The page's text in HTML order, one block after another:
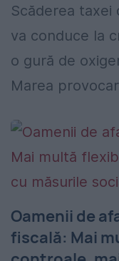
Scăderea taxei
va conduce la
o gură de
Marea
Oamenii de
fiscală: Mai